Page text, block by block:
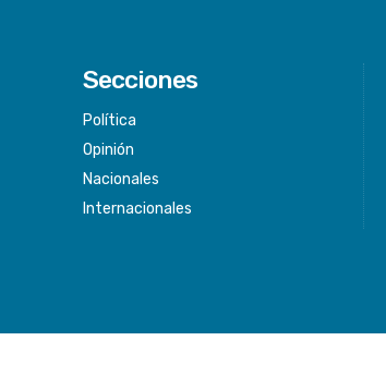
Secciones
Política
Opinión
Nacionales
Internacionales